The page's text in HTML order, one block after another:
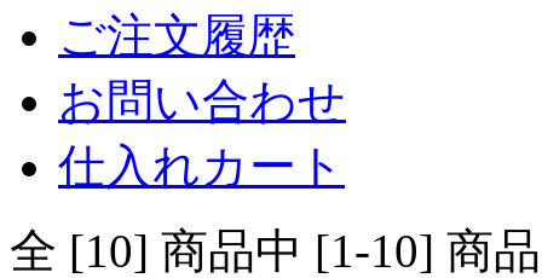
ご注文履歴
お問い合わせ
仕入れカート
全 [10] 商品中 [1-10] 商